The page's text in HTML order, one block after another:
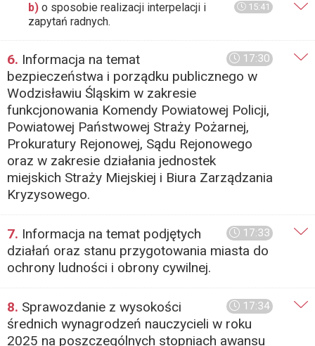
15:41
b) o sposobie realizacji interpelacji i
zapytań radnych.
17:30
6. Informacja na temat
bezpieczeństwa i porządku publicznego w
Wodzisławiu Śląskim w zakresie
funkcjonowania Komendy Powiatowej Policji,
Powiatowej Państwowej Straży Pożarnej,
Prokuratury Rejonowej, Sądu Rejonowego
oraz w zakresie działania jednostek
miejskich Straży Miejskiej i Biura Zarządzania
Kryzysowego.
17:33
7. Informacja na temat podjętych
działań oraz stanu przygotowania miasta do
ochrony ludności i obrony cywilnej.
17:34
8. Sprawozdanie z wysokości
średnich wynagrodzeń nauczycieli w roku
2025 na poszczególnych stopniach awansu